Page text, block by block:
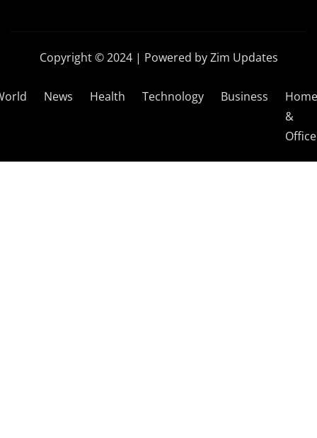
Copyright © 2024 | Powered by Zim Updates
News Health Technology Business
Home
&
Office